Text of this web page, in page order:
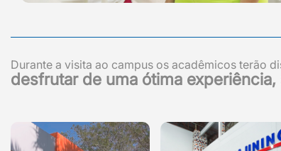
Durante a visita ao campus os acadêmicos terão
desfrutar de uma ótima experiência,